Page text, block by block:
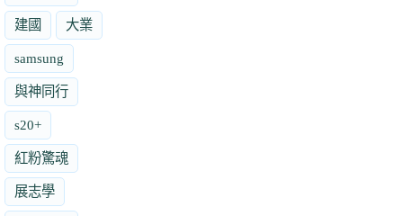
建國 大業
samsung
與神同行
s20+
紅粉驚魂
展志學